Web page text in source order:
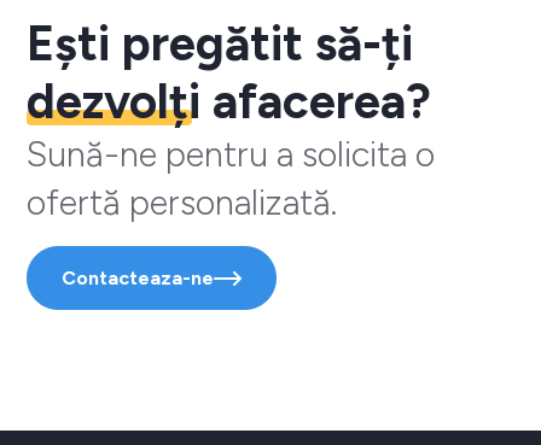
Ești pregătit să-ți
dezvolți afacerea?
Sună-ne pentru a solicita o
ofertă personalizată.
Contacteaza-ne